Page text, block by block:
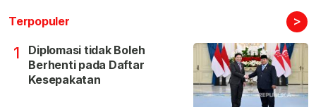
Terpopuler >
1
Diplomasi tidak Boleh
Berhenti pada Daftar
Kesepakatan